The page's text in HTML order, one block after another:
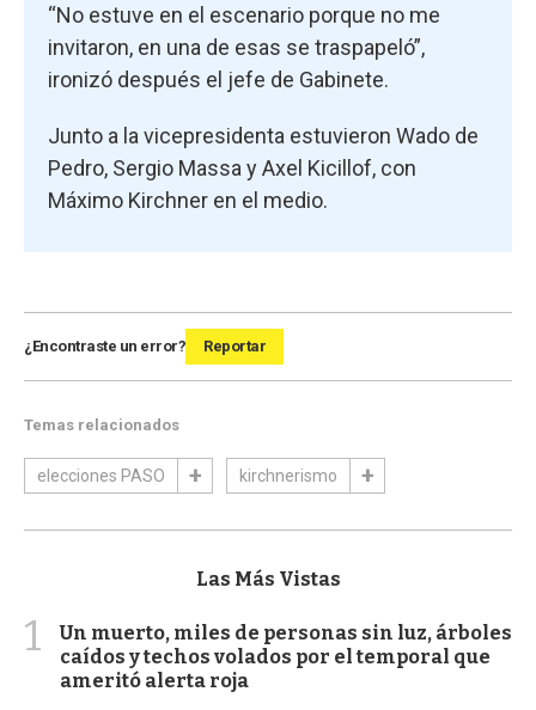
“No estuve en el escenario porque no me
invitaron, en una de esas se traspapeló”,
ironizó después el jefe de Gabinete.
Junto a la vicepresidenta estuvieron Wado de
Pedro, Sergio Massa y Axel Kicillof, con
Máximo Kirchner en el medio.
¿Encontraste un error? Reportar
Temas relacionados
elecciones PASO kirchnerismo
Las Más Vistas
1
Un muerto, miles de personas sin luz, árboles
caídos y techos volados por el temporal que
ameritó alerta roja